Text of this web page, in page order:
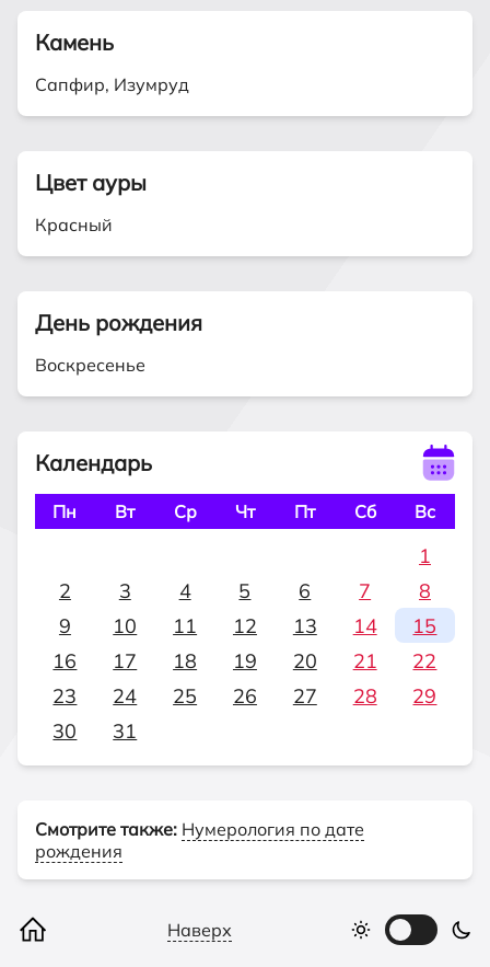
Камень
Сапфир, Изумруд
Цвет ауры
Красный
День рождения
Воскресенье
Календарь
Пн Вт Ср Чт Пт Сб Вс
1
2
3 4 5 6 7
8
9
10 11 12 13 14
15
16
17 18 19 20 21
22
23
24 25 26 27 28
29
30
31
Смотрите также: Нумерология по дате
рождения
Наверх